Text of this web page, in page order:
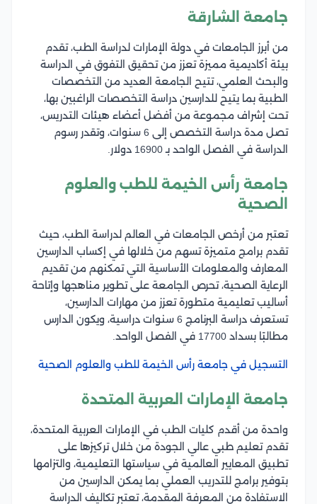
جامعة الشارقة
من أبرز الجامعات في دولة الإمارات لدراسة الطب، تقدم
بيئة أكاديمية مميزة تعزز من تحقيق التفوق في الدراسة
والبحث العلمي، تتيح الجامعة العديد من التخصصات
الطبية بما يتيح للدارسين دراسة التخصصات الراغبين بها،
تحت إشراف مجموعة من أفضل أعضاء هيئات التدريس،
تصل مدة دراسة التخصص إلى 6 سنوات، وتقدر رسوم
الدراسة في الفصل الواحد بـ 16900 دولار.
جامعة رأس الخيمة للطب والعلوم
الصحية
تعتبر من أرخص الجامعات في العالم لدراسة الطب، حيث
تقدم برامج متميزة تسهم من خلالها في إكساب الدارسين
المعارف والمعلومات الأساسية التي تمكنهم من تقديم
الرعاية الصحية، تحرص الجامعة على تطوير مناهجها وإتاحة
أساليب تعليمية متطورة تعزز من مهارات الدارسين،
تستعرف دراسة البرنامج 6 سنوات دراسية، ويكون الدارس
مطالبًا بسداد 17700 في الفصل الواحد.
التسجيل في جامعة رأس الخيمة للطب والعلوم الصحية
جامعة الإمارات العربية المتحدة
واحدة من أقدم كليات الطب في الإمارات العربية المتحدة،
تقدم تعليم طبي عالي الجودة من خلال تركيزها على
تطبيق المعايير العالمية في سياستها التعليمية، والتزامها
بتوفير برامج للتدريب العملي بما يمكن الدارسين من
الاستفادة من المعرفة المقدمة، تعتبر تكاليف الدراسة